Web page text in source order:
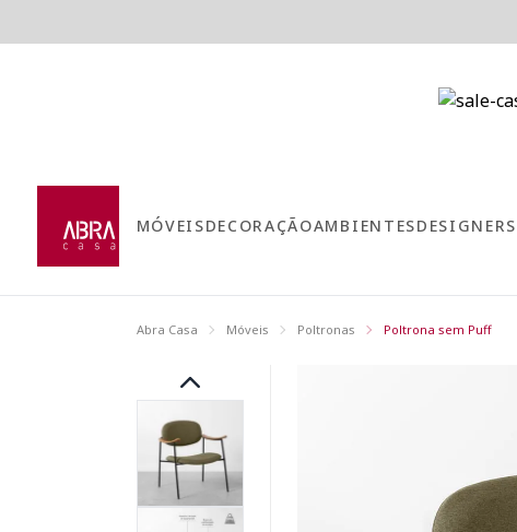
MÓVEISDECORAÇÃOAMBIENTESDESIGNERS
Abra Casa Móveis Poltronas Poltrona sem Puff